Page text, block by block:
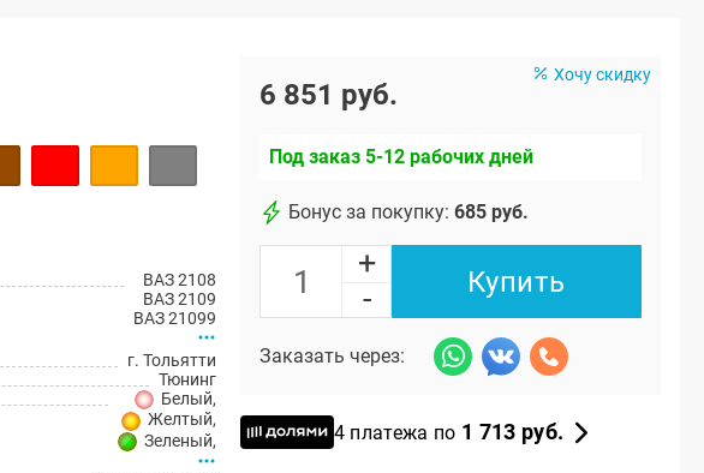
ВАЗ 2108
ВАЗ 2109
ВАЗ 21099
г. Тольятти
Тюнинг
Белый,
Желтый,
Зеленый,
Хочу скидку
6 851 руб.
Под заказ 5-12 рабочих дней
Бонус за покупку: 685 руб.
+
-
Купить
Заказать через:
4 платежа по 1 713 руб.